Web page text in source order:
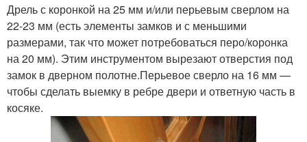
Дрель с коронкой на 25 мм и/или перьевым сверлом на
22-23 мм (есть элементы замков и с меньшими
размерами, так что может потребоваться перо/коронка
на 20 мм). Этим инструментом вырезают отверстия под
замок в дверном полотне.Перьевое сверло на 16 мм —
чтобы сделать выемку в ребре двери и ответную часть в
косяке.